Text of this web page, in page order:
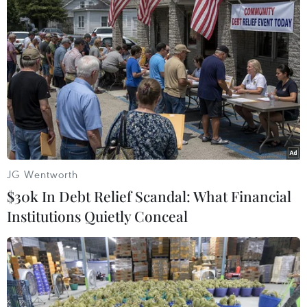
trước Tổng Chưởng lý New York
10/08/2022 23:03
Ngày 10/8, cựu Tổng thống Mỹ Donald Trump đã đến
Văn phòng Tổng Chưởng lý New York ở Hạ Manhattan
để trả lời thẩm vấn trong khuôn khổ một cuộc điều tra
dân sự về hoạt động kinh doanh của gia đình ông.
JG Wentworth
$30k In Debt Relief Scandal: What Financial
Institutions Quietly Conceal